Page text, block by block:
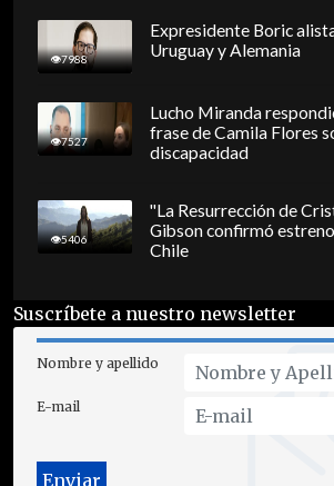
7988
Expresidente Boric
Uruguay y Alemania
7527
Lucho Miranda
frase de Camila Flores
discapacidad
5406
"La Resurrección de
Gibson confirmó
Chile
Suscríbete a nuestro newsletter
Nombre y apellido
E-mail